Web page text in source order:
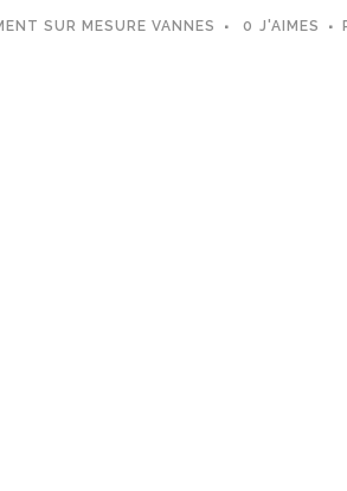
SUR MESURE VANNES 0 J'AIMES